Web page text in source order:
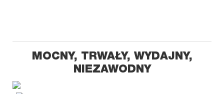
MOCNY, TRWAŁY, WYDAJNY,
NIEZAWODNY